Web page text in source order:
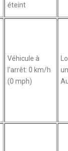
éteint
Véhicule à
l'arrêt: 0 km/h
(0 mph)